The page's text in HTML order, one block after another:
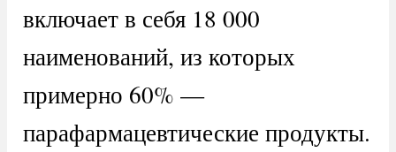
включает в себя 18 000
наименований, из которых
примерно 60% —
парафармацевтические продукты.